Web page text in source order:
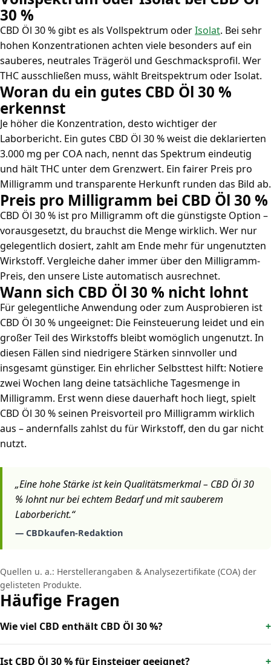
30 %
CBD Öl 30 % gibt es als Vollspektrum oderIsolat. Bei sehr
hohen Konzentrationen achten viele besonders auf ein
sauberes, neutrales Trägeröl und Geschmacksprofil. Wer
THC ausschließen muss, wählt Breitspektrum oder Isolat.
Woran du ein gutes CBD Öl 30 %
erkennst
Je höher die Konzentration, desto wichtiger der
Laborbericht. Ein gutes CBD Öl 30 % weist die deklarierten
3.000 mg per COA nach, nennt das Spektrum eindeutig
und hält THC unter dem Grenzwert. Ein fairer Preis pro
Milligramm und transparente Herkunft runden das Bild ab.
Preis pro Milligramm bei CBD Öl 30 %
CBD Öl 30 % ist pro Milligramm oft die günstigste Option –
vorausgesetzt, du brauchst die Menge wirklich. Wer nur
gelegentlich dosiert, zahlt am Ende mehr für ungenutzten
Wirkstoff. Vergleiche daher immer über den Milligramm-
Preis, den unsere Liste automatisch ausrechnet.
Wann sich CBD Öl 30 % nicht lohnt
Für gelegentliche Anwendung oder zum Ausprobieren ist
CBD Öl 30 % ungeeignet: Die Feinsteuerung leidet und ein
großer Teil des Wirkstoffs bleibt womöglich ungenutzt. In
diesen Fällen sind niedrigere Stärken sinnvoller und
insgesamt günstiger. Ein ehrlicher Selbsttest hilft: Notiere
zwei Wochen lang deine tatsächliche Tagesmenge in
Milligramm. Erst wenn diese dauerhaft hoch liegt, spielt
CBD Öl 30 % seinen Preisvorteil pro Milligramm wirklich
aus – andernfalls zahlst du für Wirkstoff, den du gar nicht
nutzt.
„Eine hohe Stärke ist kein Qualitätsmerkmal – CBD Öl 30
% lohnt nur bei echtem Bedarf und mit sauberem
Laborbericht.“
— CBDkaufen-Redaktion
Quellen u. a.: Herstellerangaben & Analysezertifikate (COA) der
gelisteten Produkte.
Häufige Fragen
Wie viel CBD enthält CBD Öl 30 %?
Ist CBD Öl 30 % für Einsteiger geeignet?